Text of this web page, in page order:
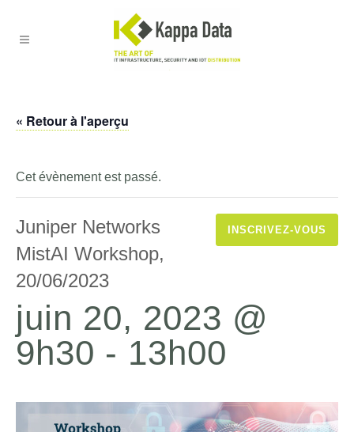
« Retour à l'aperçu
Cet évènement est passé.
INSCRIVEZ-VOUS
Juniper Networks
MistAI Workshop,
20/06/2023
juin 20, 2023 @
9h30 - 13h00